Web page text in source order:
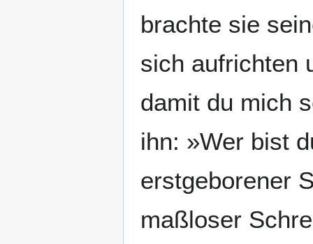
brachte sie
sich aufrichten
damit du mich
ihn: »Wer bist
erstgeborener
maßloser